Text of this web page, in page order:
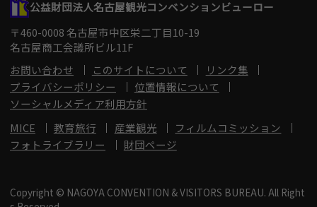
公益財団法人名古屋観光コンベンションビューロー
〒460-0008 名古屋市中区栄二丁目10-19
名古屋商工会議所ビル11F
お問い合わせ
このサイトについて
リンク集
プライバシーポリシー
位置情報について
ソーシャルメディア利用方針
MICE
教育旅行 産業観光
フィルムコミッション
フォトライブラリー
財団ページ
Copyright © NAGOYA CONVENTION & VISITORS BUREAU. All Right